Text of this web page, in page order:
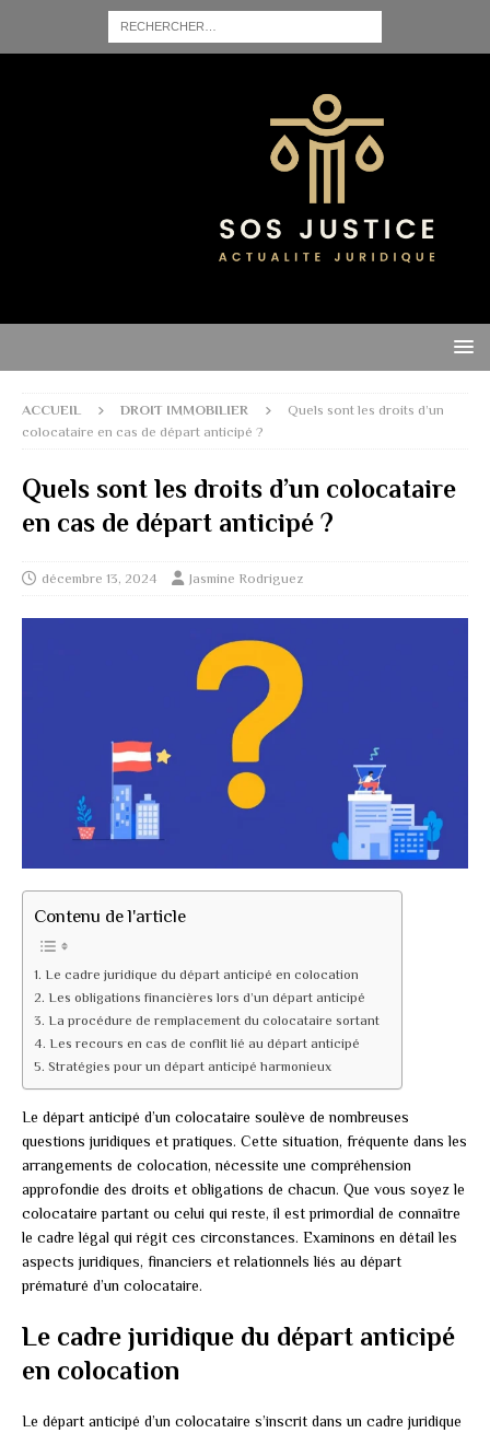
ACCUEIL DROIT IMMOBILIER
Quels sont les droits d’un
colocataire en cas de départ anticipé ?
Quels sont les droits d’un colocataire
en cas de départ anticipé ?
décembre 13, 2024 Jasmine Rodriguez
Contenu de l'article
Le cadre juridique du départ anticipé en colocation
Les obligations financières lors d’un départ anticipé
La procédure de remplacement du colocataire sortant
Les recours en cas de conflit lié au départ anticipé
Stratégies pour un départ anticipé harmonieux
Le départ anticipé d’un colocataire soulève de nombreuses
questions juridiques et pratiques. Cette situation, fréquente dans les
arrangements de colocation, nécessite une compréhension
approfondie des droits et obligations de chacun. Que vous soyez le
colocataire partant ou celui qui reste, il est primordial de connaître
le cadre légal qui régit ces circonstances. Examinons en détail les
aspects juridiques, financiers et relationnels liés au départ
prématuré d’un colocataire.
Le cadre juridique du départ anticipé
en colocation
Le départ anticipé d’un colocataire s’inscrit dans un cadre juridique